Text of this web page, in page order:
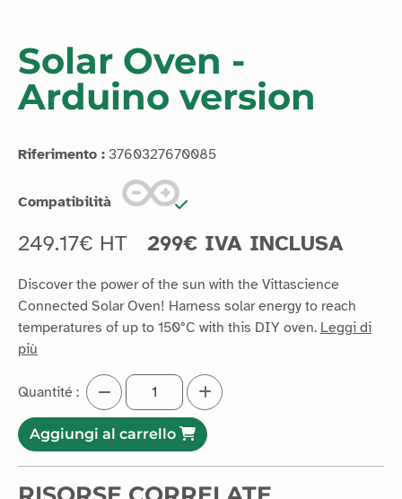
Riferimento :3760327670085
Compatibilità
249.17€ HT 299€ IVA INCLUSA
Discover the power of the sun with the Vittascience
Connected Solar Oven! Harness solar energy to reach
temperatures of up to 150°C with this DIY oven.Leggi di
più
Quantité :
Aggiungi al carrello
RISORSE CORRELATE
Découverte de la